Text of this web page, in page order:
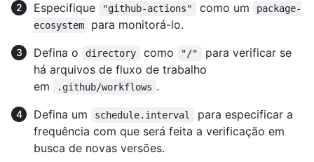
Especifique
"github-actions" como um
package-
ecosystem
para monitorá-lo.
Defina o
directory como "/"
para verificar se
há arquivos de fluxo de trabalho
em
.github/workflows .
Defina um
schedule.interval
para especificar a
frequência com que será feita a verificação em
busca de novas versões.